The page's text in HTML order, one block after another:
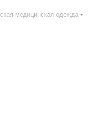
медицинская одежда —